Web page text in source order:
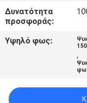
ΖΗΤΉΣΤΕ
ΈΝΑ
ΑΠΌΣΠΑΣΜΑ
SITEMAP
Δυνατότητα
προσφοράς:
Υψηλό φως:
,